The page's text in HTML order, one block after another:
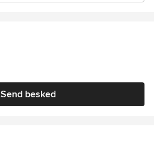
Send besked